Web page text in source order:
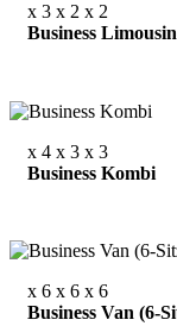
x 3 x 2 x 2
Business
x 4 x 3 x 3
Business Kombi
x 6 x 6 x 6
Business Van (6-